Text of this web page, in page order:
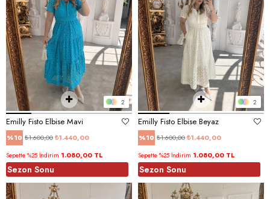
2
Emilly Fisto Elbise Mavi
%10 ₺1.440,00
₺1.600,00
Sepette %25 İndirim 1.080,00 TL
Sezon Sonu
2
Emilly Fisto Elbise Beyaz
%10 ₺1.440,00
₺1.600,00
Sepette %25 İndirim 1.080,00 TL
Sezon Sonu